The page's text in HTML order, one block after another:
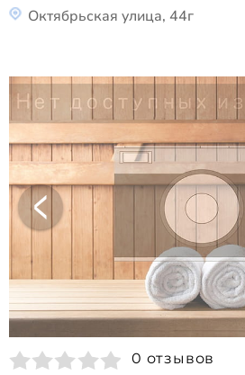
Октябрьская улица, 44г
0 отзывов